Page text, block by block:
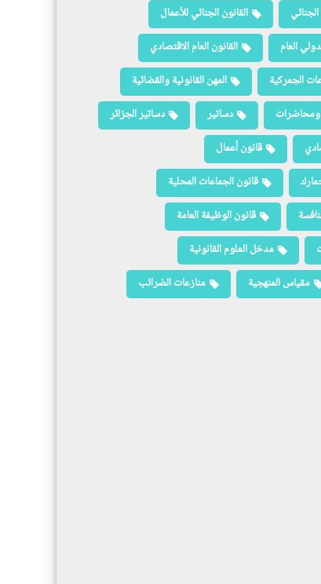
القانون الجنائي للأعمال
العام
القانون العام الاقتصادي
الجمركية
المهن القانونية والقضائية
دساتير
دساتير الجزائر
قانون أعمال
قانون الجماعات المحلية
قانون الوظيفة العامة
مدخل العلوم القانونية
مقياس المنهجية
منازعات الضرائب